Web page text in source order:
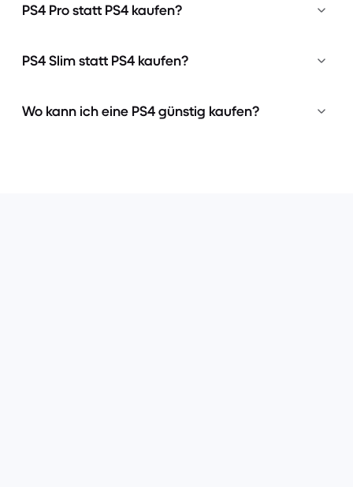
PS4 Pro statt PS4 kaufen?
PS4 Slim statt PS4 kaufen?
Wo kann ich eine PS4 günstig kaufen?